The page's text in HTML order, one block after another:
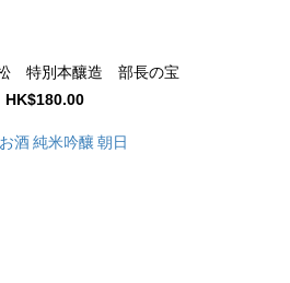
特別本釀造 部長の宝
HK$180.00